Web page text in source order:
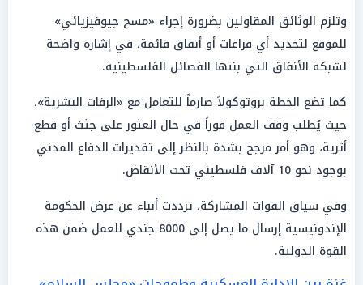
وتلزم الوثائق المقاولين بضرورة إجراء «مسح جيوفيزيائي»
للموقع لتحديد أي فراغات أو أنفاق قائمة، في إشارة واضحة
لشبكة الأنفاق التي بنتها الفصائل الفلسطينية.
كما تضع الخطة بروتوكولاً صارماً للتعامل مع «الرفات البشرية»،
حيث يُطلب وقف العمل فوراً في حال العثور على جثث أو قطع
أثرية، وهو أمر مرجح بشدة بالنظر إلى تقديرات الدفاع المدني
بوجود نحو 10 آلاف فلسطيني تحت الأنقاض.
وفي سياق القوات المشاركة، ترددت أنباء عن عرض الحكومة
الإندونيسية إرسال ما يصل إلى 8000 جندي للعمل ضمن هذه
القوة الدولية.